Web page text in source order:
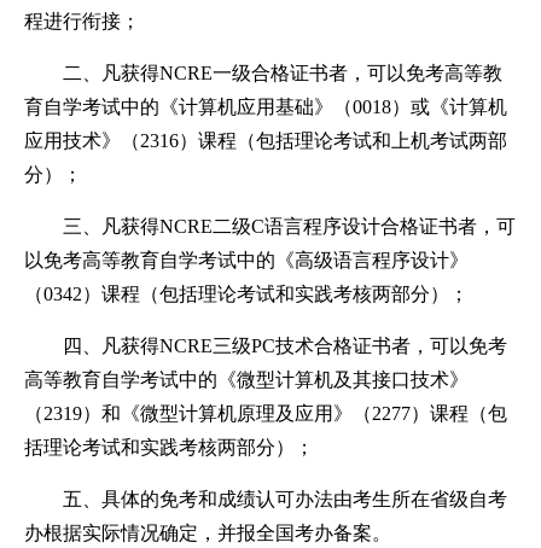
程进行衔接；
二、凡获得NCRE一级合格证书者，可以免考高等教
育自学考试中的《计算机应用基础》（0018）或《计算机
应用技术》（2316）课程（包括理论考试和上机考试两部
分）；
三、凡获得NCRE二级C语言程序设计合格证书者，可
以免考高等教育自学考试中的《高级语言程序设计》
（0342）课程（包括理论考试和实践考核两部分）；
四、凡获得NCRE三级PC技术合格证书者，可以免考
高等教育自学考试中的《微型计算机及其接口技术》
（2319）和《微型计算机原理及应用》（2277）课程（包
括理论考试和实践考核两部分）；
五、具体的免考和成绩认可办法由考生所在省级自考
办根据实际情况确定，并报全国考办备案。